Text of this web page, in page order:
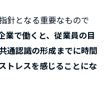
針となる重要なもので
業で働くと、従業員の目
通認識の形成までに時間
トレスを感じることにな